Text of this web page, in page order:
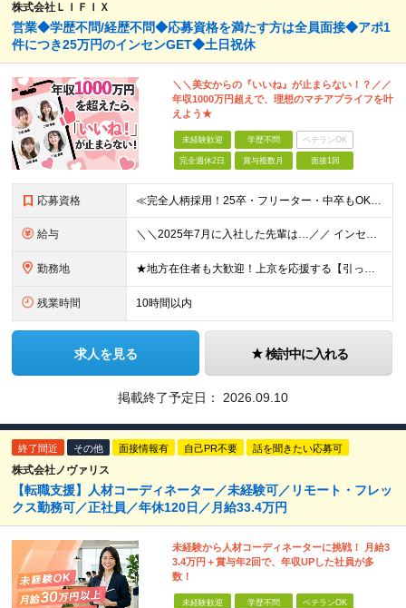
株式会社ＬＩＦＩＸ
営業◆学歴不問/経歴不問◆応募資格を満たす方は全員面接◆アポ1
件につき25万円のインセンGET◆土日祝休
＼＼美女からの『いいね』が止まらない！？／／
年収1000万円超えで、理想のマチアプライフを叶
えよう★
未経験歓迎 学歴不問 ベテランOK
完全週休2日 賞与複数月 面接1回
応募資格 ≪完全人柄採用！25卒・フリーター・中卒もOK！体育会系歓迎！≫ ◆学歴不問 ◆未経験OK ◆以下の方は【面接確約】にてご案内します！ ・運動部に所属していた経験がある方 ・何らかのスポーツ経験がある
給与 ＼＼2025年7月に入社した先輩は…／／ インセンティブ（2026年5月現在）：42万円/月 月給（2026年5月現在）：33万円 年収（2026年5月現在）約900万円 ※来年は【年収2000万】を
勤務地 ★地方在住者も大歓迎！上京を応援する【引っ越し支援制度】あり ★池袋駅から徒歩1分 ★転勤なし！ 【本社】東京都豊島区西池袋3-25-15 IB第1ビル 4階 ※東海・関西方面への出張あり アポ
残業時間 10時間以内
求人を見る 検討中に入れる
掲載終了予定日： 2026.09.10
終了間近 その他 面接情報有 自己PR不要 話を聞きたい応募可
株式会社ノヴァリス
【転職支援】人材コーディネーター／未経験可／リモート・フレッ
クス勤務可／正社員／年休120日／月給33.4万円
未経験から人材コーディネーターに挑戦！ 月給3
3.4万円＋賞与年2回で、年収UPした社員が多
数！
未経験歓迎 学歴不問 ベテランOK